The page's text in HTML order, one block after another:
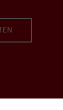
bei Vimeo
uns bei youtube